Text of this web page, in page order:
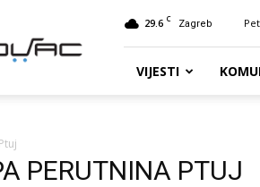
29.6 C Zagreb
VIJESTI
PERUTNINA PTUJ